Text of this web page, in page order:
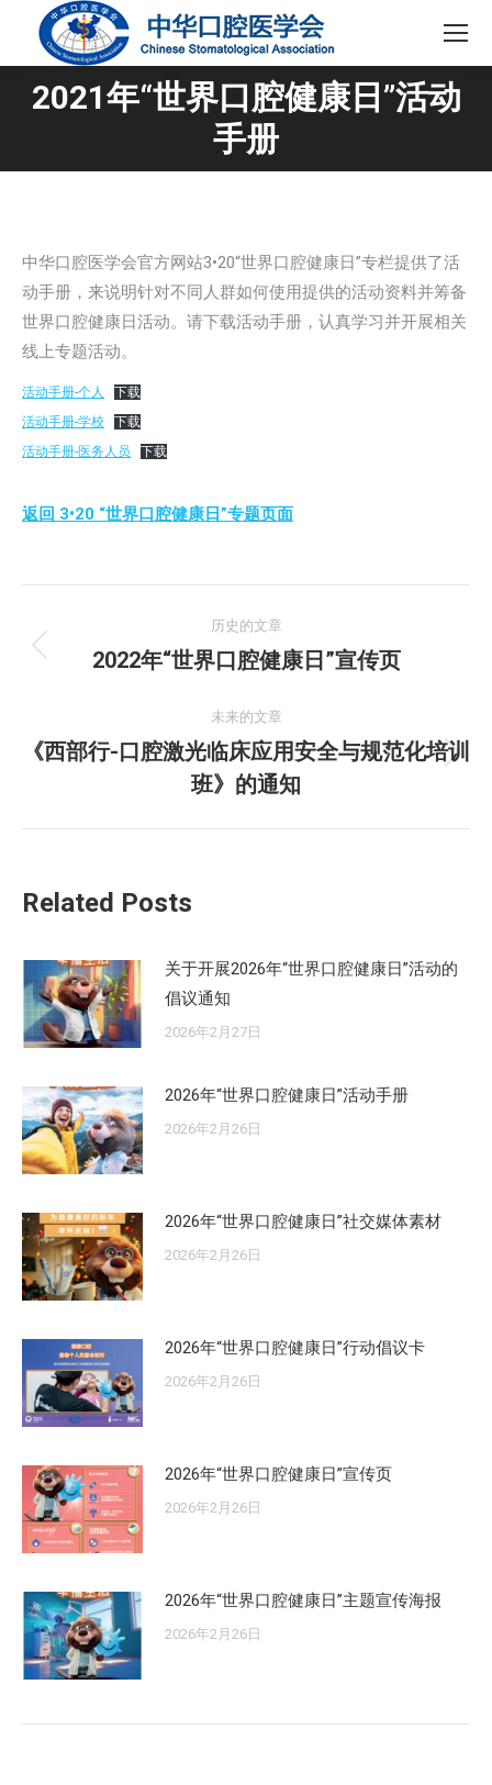
2021年“世界口腔健康日”活动
手册
您在这里：
中华口腔医学会官方网站3•20“世界口腔健康日”专栏提供了活
动手册，来说明针对不同人群如何使用提供的活动资料并筹备
世界口腔健康日活动。请下载活动手册，认真学习并开展相关
线上专题活动。
活动手册-个人
下载
活动手册-学校
下载
活动手册-医务人员
下载
返回 3•20 “世界口腔健康日”专题页面
章
航
历史的文章
历
的
文
章：
2022年“世界口腔健康日”宣传页
未来的文章
未
来
的
《西部行-口腔激光临床应用安全与规范化培训
班》的通知
Related Posts
关于开展2026年“世界口腔健康日”活动的
倡议通知
2026年2月27日
2026年“世界口腔健康日”活动手册
2026年2月26日
2026年“世界口腔健康日”社交媒体素材
2026年2月26日
2026年“世界口腔健康日”行动倡议卡
2026年2月26日
2026年“世界口腔健康日”宣传页
2026年2月26日
2026年“世界口腔健康日”主题宣传海报
2026年2月26日